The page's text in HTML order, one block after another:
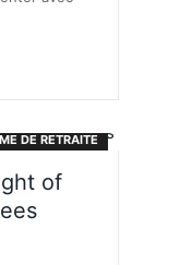
DE RETRAITE
of